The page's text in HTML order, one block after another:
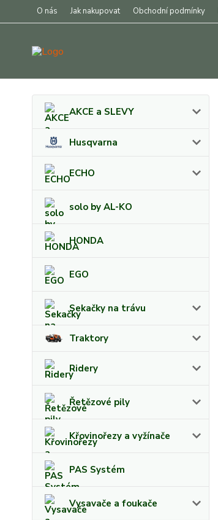
O nás Jak nakupovat Obchodní podmínky
AKCE a SLEVY
Husqvarna
ECHO
solo by AL-KO
HONDA
EGO
Sekačky na trávu
Traktory
Ridery
Řetězové pily
Křovinořezy a vyžínače
PAS Systém
Vysavače a foukače